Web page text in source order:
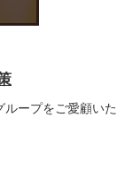
ープをご愛顧いた